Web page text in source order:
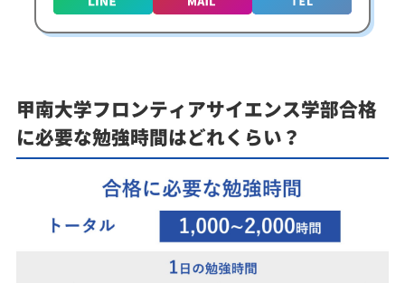
甲南大学フロンティアサイエンス学部合格
に必要な勉強時間はどれくらい？